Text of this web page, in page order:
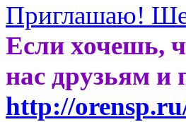
Приглашаю!
Если хочешь,
нас друзьям и
http://